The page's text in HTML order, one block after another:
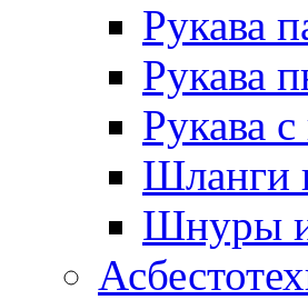
Рукава
Рукава
Рукава
Шланги
Шнуры